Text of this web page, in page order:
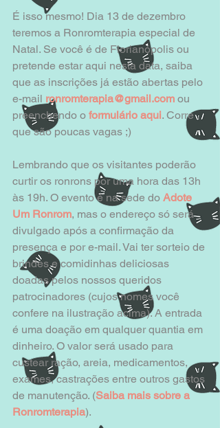
É isso mesmo! Dia 13 de dezembro
teremos a Ronromterapia especial de
Natal. Se você é de Florianópolis ou
pretende estar aqui nesta data, saiba
que as inscrições já estão abertas pelo
e-mail ronromterapia@gmail.com ou
preenchendo o formulário aqui. Corre
que são poucas vagas ;)
Lembrando que os visitantes poderão
curtir os ronrons por uma hora das 13h
às 19h. O evento é na sede do Adote
Um Ronrom, mas o endereço só será
divulgado após a confirmação da
presença e por e-mail. Vai ter sorteio de
brindes e comidinhas deliciosas
doadas pelos nossos queridos
patrocinadores (cujos nomes você
confere na ilustração acima). A entrada
é uma doação em qualquer quantia em
dinheiro. O valor será usado para
custear ração, areia, medicamentos,
exames, castrações entre outros gastos
de manutenção. (Saiba mais sobre a
Ronromterapia).